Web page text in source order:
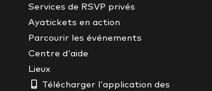
Services de RSVP privés
Ayatickets en action
Parcourir les événements
Centre d'aide
Lieux
Télécharger l'application des